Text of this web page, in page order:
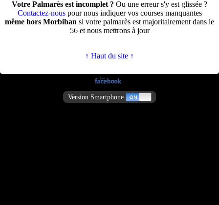
Votre Palmarès est incomplet ? Ou une erreur s'y est glissée ?
Contactez-nouspour nous indiquer vos courses manquantes
même hors Morbihan si votre palmarès est majoritairement dans le
56 et nous mettrons à jour
↑ Haut du site ↑
Version Smartphone